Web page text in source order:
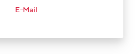
E-Mail